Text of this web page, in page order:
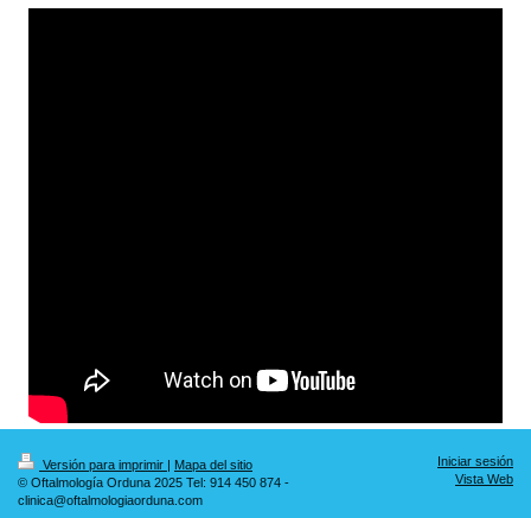
Versión para imprimir | Mapa del sitio
© Oftalmología Orduna 2025 Tel: 914 450 874 -
clinica@oftalmologiaorduna.com
Iniciar sesión
Vista Web